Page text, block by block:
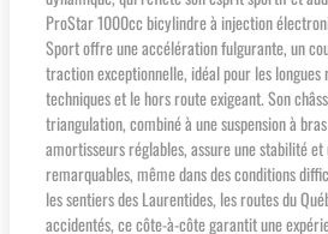
ProStar 1000cc bicylindre à injection
Sport offre une accélération fulgurante, un
traction exceptionnelle, idéal pour les longues
techniques et le hors route exigeant. Son
triangulation, combiné à une suspension à
amortisseurs réglables, assure une stabilité
remarquables, même dans des conditions
les sentiers des Laurentides, les routes du
accidentés, ce côte-à-côte garantit une